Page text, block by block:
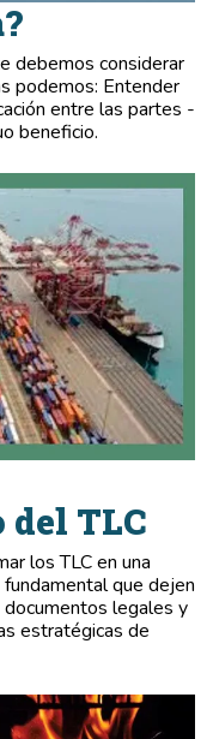
debemos considerar
podemos: Entender
entre las partes -
beneficio.
TLC
los TLC en una
que dejen
legales y
estratégicas de